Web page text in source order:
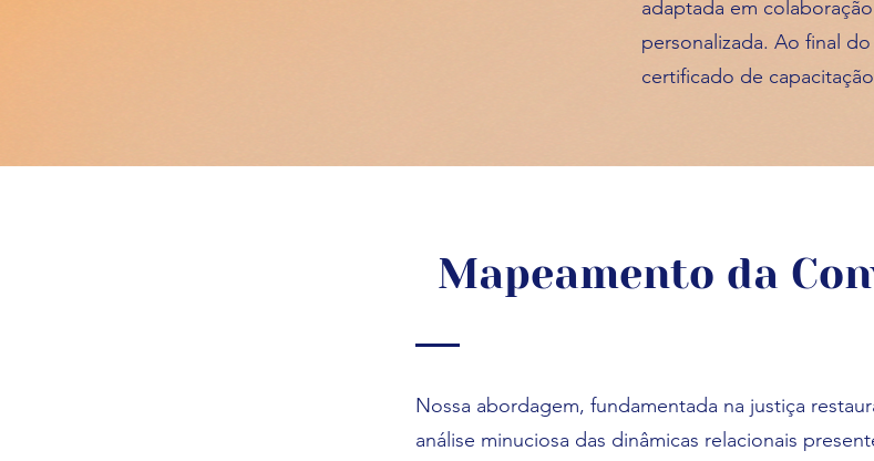
adaptada em
personalizada. Ao final
certificado de
Mapeamento da
Nossa abordagem, fundamentada na justiça
análise minuciosa das dinâmicas relacionais